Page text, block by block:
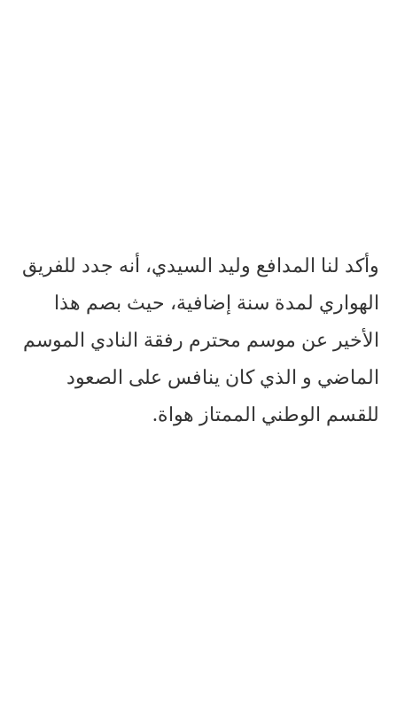
وأكد لنا المدافع وليد السيدي، أنه جدد للفريق
الهواري لمدة سنة إضافية، حيث بصم هذا
الأخير عن موسم محترم رفقة النادي الموسم
الماضي و الذي كان ينافس على الصعود
للقسم الوطني الممتاز هواة.